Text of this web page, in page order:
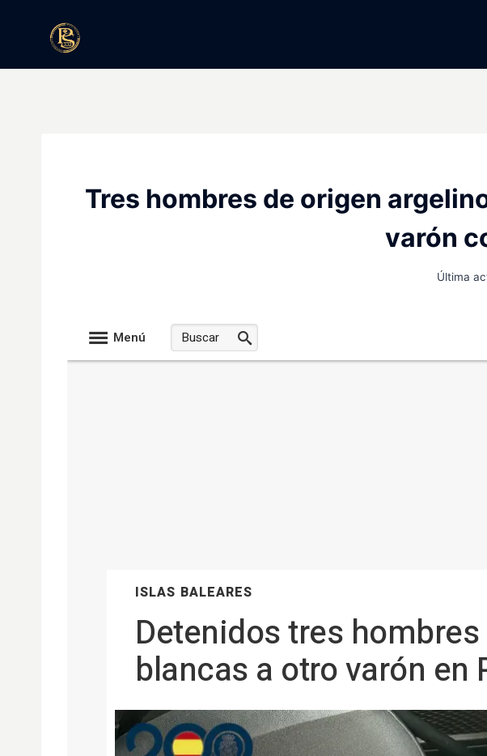
contenido
Tres hombres de origen
varón
Última